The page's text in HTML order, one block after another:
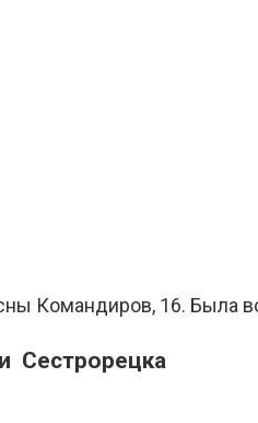
Командиров, 16. Была
Сестрорецка